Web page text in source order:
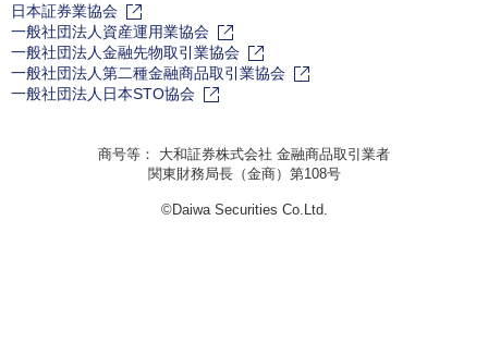
日本証券業協会
一般社団法人資産運用業協会
一般社団法人金融先物取引業協会
一般社団法人第二種金融商品取引業協会
一般社団法人日本STO協会
商号等： 大和証券株式会社 金融商品取引業者
関東財務局長（金商）第108号
©Daiwa Securities Co.Ltd.